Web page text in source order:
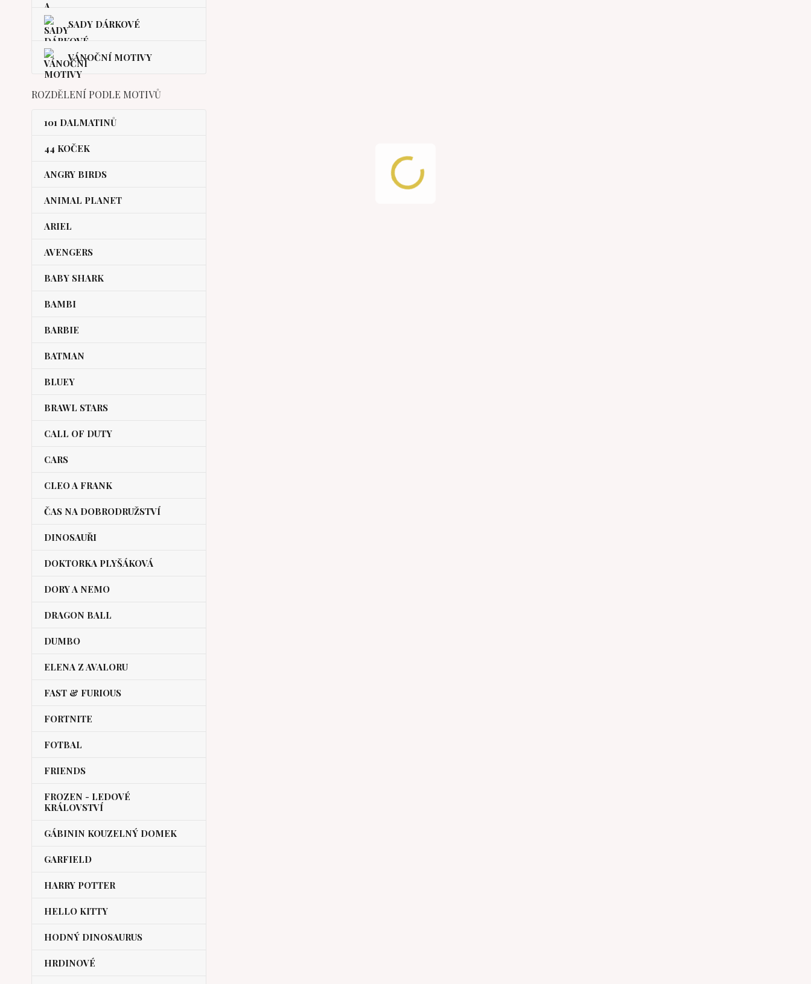
SADY DÁRKOVÉ
VÁNOČNÍ MOTIVY
ROZDĚLENÍ PODLE MOTIVŮ
101 DALMATINŮ
44 KOČEK
ANGRY BIRDS
ANIMAL PLANET
ARIEL
AVENGERS
BABY SHARK
BAMBI
BARBIE
BATMAN
BLUEY
BRAWL STARS
CALL OF DUTY
CARS
CLEO A FRANK
ČAS NA DOBRODRUŽSTVÍ
DINOSAUŘI
DOKTORKA PLYŠÁKOVÁ
DORY A NEMO
DRAGON BALL
DUMBO
ELENA Z AVALORU
FAST & FURIOUS
FORTNITE
FOTBAL
FRIENDS
FROZEN - LEDOVÉ
KRÁLOVSTVÍ
GÁBININ KOUZELNÝ DOMEK
GARFIELD
HARRY POTTER
HELLO KITTY
HODNÝ DINOSAURUS
HRDINOVÉ